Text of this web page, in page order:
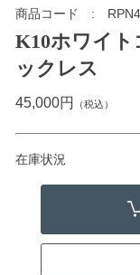
商品コード
K10ホワイト
ックレス
45,000円 （税込）
在庫状況